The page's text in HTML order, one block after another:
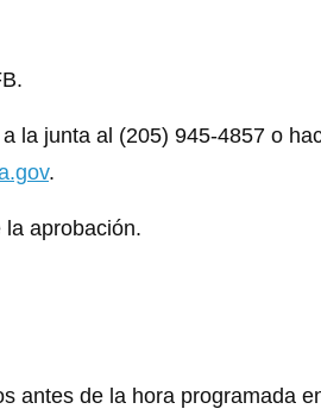
la junta al (205) 945-4857 o
.
aprobación.
antes de la hora programada